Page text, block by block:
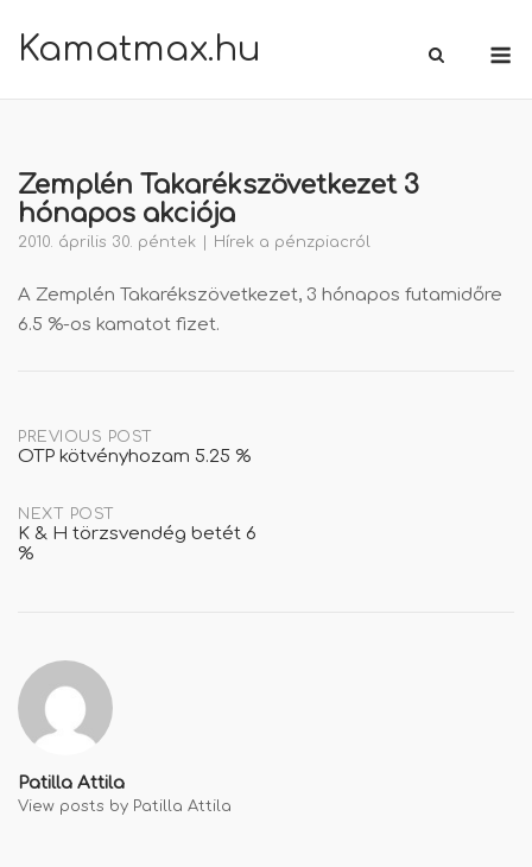
Kamatmax.hu
Zemplén Takarékszövetkezet 3
hónapos akciója
2010. április 30. péntek Hírek a pénzpiacról
A Zemplén Takarékszövetkezet, 3 hónapos futamidőre
6.5 %-os kamatot fizet.
Post
navigation
PREVIOUS POST
OTP kötvényhozam 5.25 %
NEXT POST
K & H törzsvendég betét 6
%
Patilla Attila
View posts by Patilla Attila